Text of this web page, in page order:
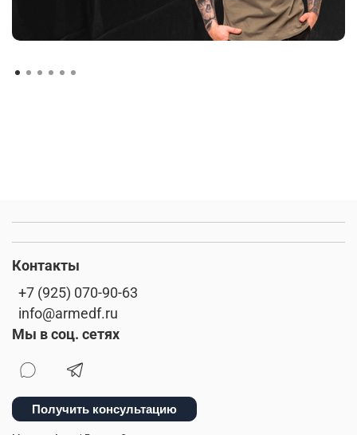
Контакты
+7 (925) 070-90-63
info@armedf.ru
Мы в соц. сетях
Получить консультацию